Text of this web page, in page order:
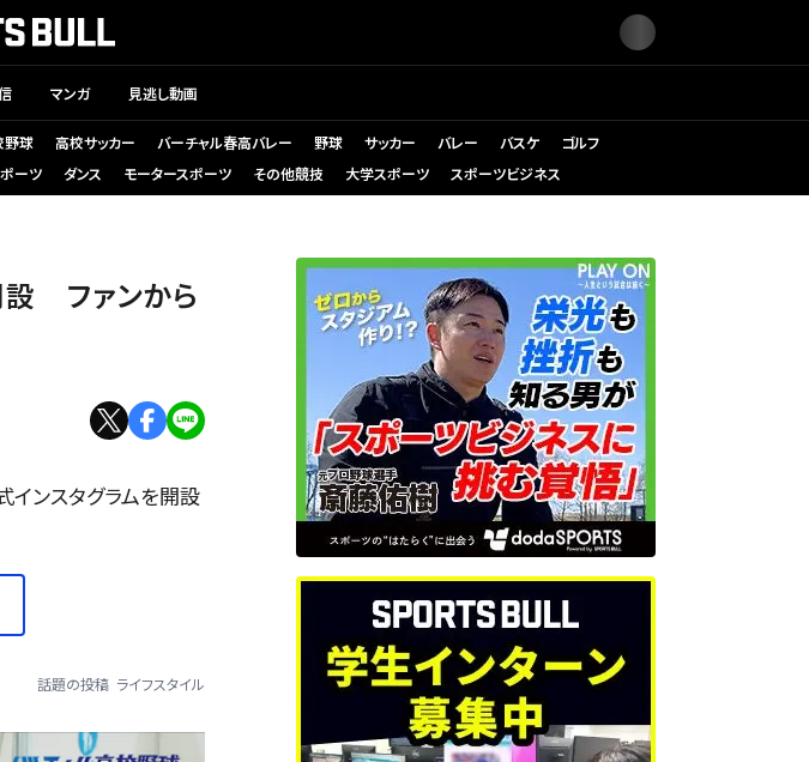
マンガ 見逃し動画
野球 高校サッカー バーチャル春高バレー 野球 サッカー バレー バスケ
ゴルフ
ーツ ダンス モータースポーツ その他競技 大学スポーツ スポーツビジネス
設 ファンから
ンスタグラムを開設
話題の投稿 ライフスタイル